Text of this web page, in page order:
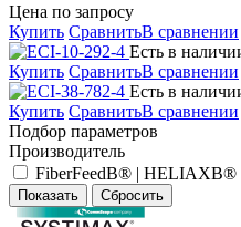
Цена по запросу
Купить СравнитьВ сравнении
Есть в
Купить СравнитьВ сравнении
Есть в
Купить СравнитьВ сравнении
Подбор параметров
Производитель
FiberFeedВ® | HELIAXВ®